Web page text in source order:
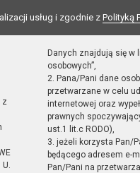
usług i zgodnie z Polityką
z
Danych znajdują się w
osobowych”,
2. Pana/Pani dane
przetwarzane w celu
internetowej oraz
prawnych
ust.1 lit.c RODO),
3. jeżeli korzysta Pan/
będącego adresem e-
Pan/Pani na